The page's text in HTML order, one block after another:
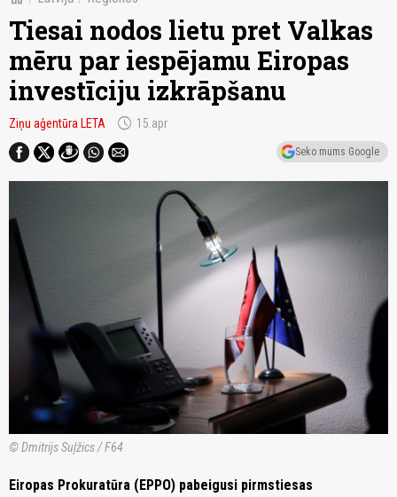
Tiesai nodos lietu pret Valkas
mēru par iespējamu Eiropas
investīciju izkrāpšanu
Ziņu aģentūra LETA schedule 15.apr
Seko mums Google
© Dmitrijs Suļžics / F64
Eiropas Prokuratūra (EPPO) pabeigusi pirmstiesas